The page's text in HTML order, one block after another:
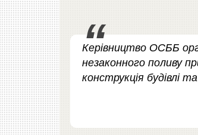
Керівництво ОСББ
незаконного поливу
конструкція будівлі